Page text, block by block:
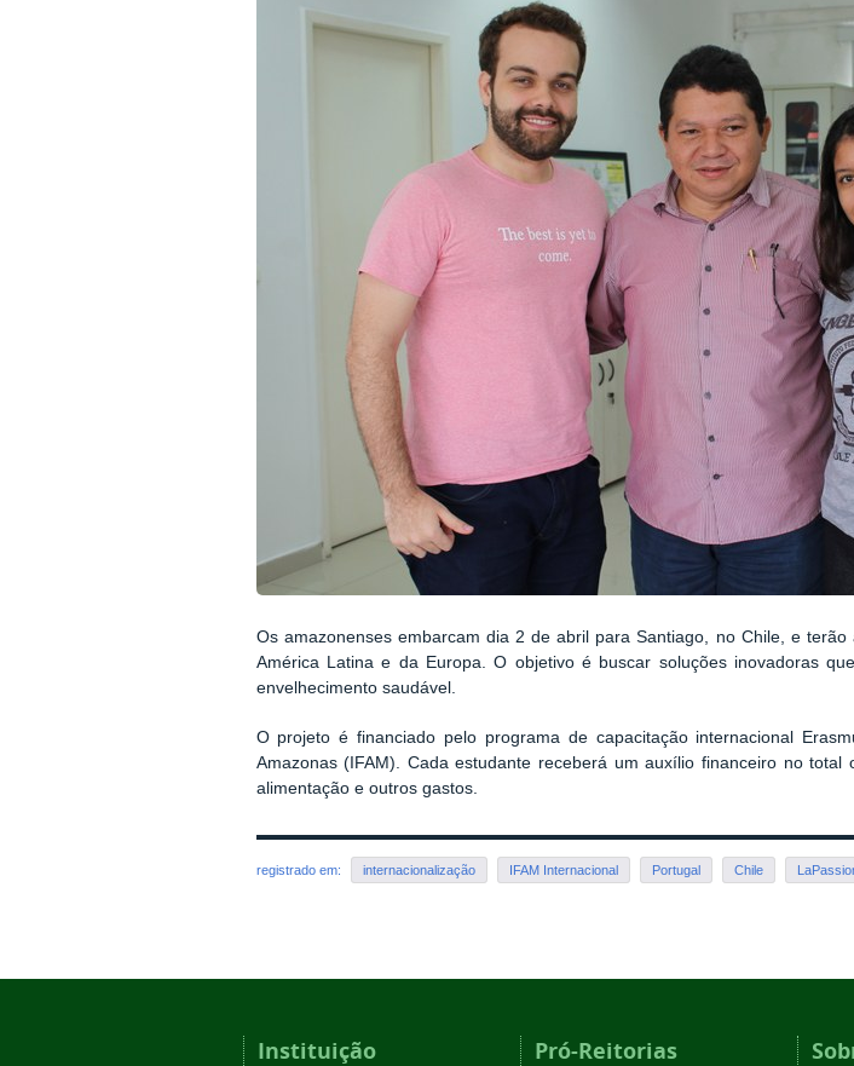
Os amazonenses embarcam dia 2 de abril para Santiago, no Chile, e
América Latina e da Europa. O objetivo é buscar soluções inovadoras
envelhecimento saudável.
O projeto é financiado pelo programa de capacitação internacional
Amazonas (IFAM). Cada estudante receberá um auxílio financeiro no
alimentação e outros gastos.
registrado em: internacionalização IFAM Internacional Portugal Chile
Instituição Pró-Reitorias